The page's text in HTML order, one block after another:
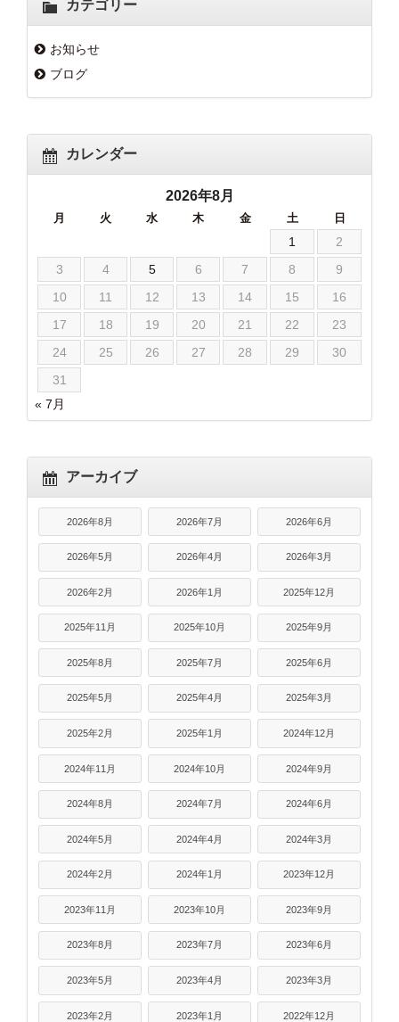
カテゴリー
お知らせ
ブログ
カレンダー
2026年8月
月 火 水 木 金 土 日
1
2
3
4 5 6 7 8
9
10
11 12 13 14 15
16
17
18 19 20 21 22
23
24
25 26 27 28 29
30
31
« 7月
アーカイブ
2026年8月 2026年7月 2026年6月
2026年5月 2026年4月 2026年3月
2026年2月 2026年1月 2025年12月
2025年11月 2025年10月 2025年9月
2025年8月 2025年7月 2025年6月
2025年5月 2025年4月 2025年3月
2025年2月 2025年1月 2024年12月
2024年11月 2024年10月 2024年9月
2024年8月 2024年7月 2024年6月
2024年5月 2024年4月 2024年3月
2024年2月 2024年1月 2023年12月
2023年11月 2023年10月 2023年9月
2023年8月 2023年7月 2023年6月
2023年5月 2023年4月 2023年3月
2023年2月 2023年1月 2022年12月